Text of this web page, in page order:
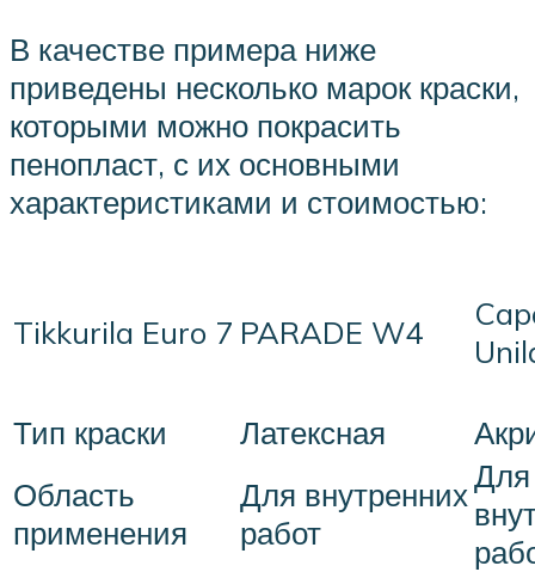
В качестве примера ниже
приведены несколько марок краски,
которыми можно покрасить
пенопласт, с их основными
характеристиками и стоимостью:
Tikkurila Euro 7 PARADE W4
Тип краски Латексная
Область
применения
Для внутренних
работ
Для